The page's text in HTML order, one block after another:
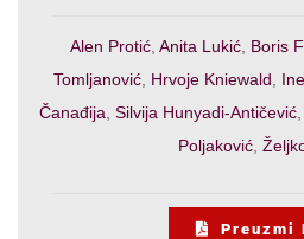
Alen Protić Anita Lukić Boris
Tomljanović Hrvoje Kniewald
Čanađija Silvija Hunyadi-Antičević,
Poljaković,
Preuzmi